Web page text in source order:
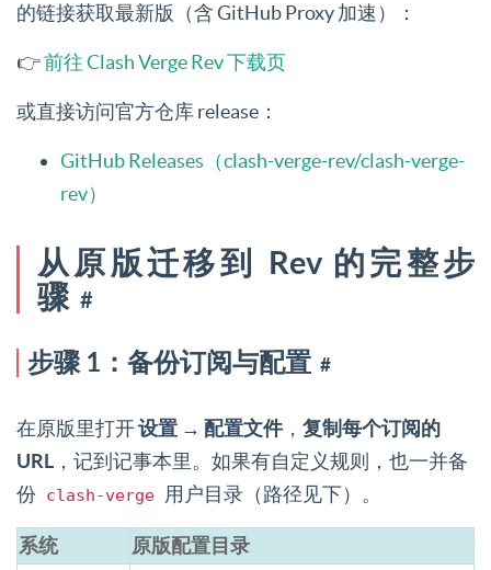
的链接获取最新版（含 GitHub Proxy 加速）：
👉前往 Clash Verge Rev 下载页
或直接访问官方仓库 release：
GitHub Releases（clash-verge-rev/clash-verge-
rev）
从原版迁移到 Rev 的完整步
骤 #
步骤 1：备份订阅与配置 #
在原版里打开设置 → 配置文件， 复制每个订阅的
URL ，记到记事本里。如果有自定义规则，也一并备
份 clash-verge 用户目录（路径见下）。
系统 原版配置目录